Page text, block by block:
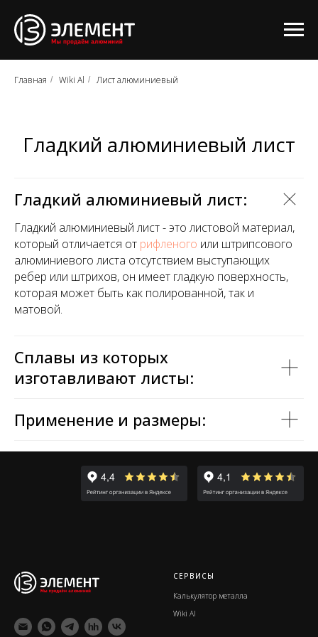
Главная / Wiki Al / Лист алюминиевый
Гладкий алюминиевый лист
Гладкий алюминиевый лист:
Гладкий алюминиевый лист - это листовой материал,
который отличается от рифленого или штрипсового
алюминиевого листа отсутствием выступающих
ребер или штрихов, он имеет гладкую поверхность,
которая может быть как полированной, так и
матовой.
Сплавы из которых
изготавливают листы:
Применение и размеры:
СЕРВИСЫ
Калькулятор металла
Wiki Al